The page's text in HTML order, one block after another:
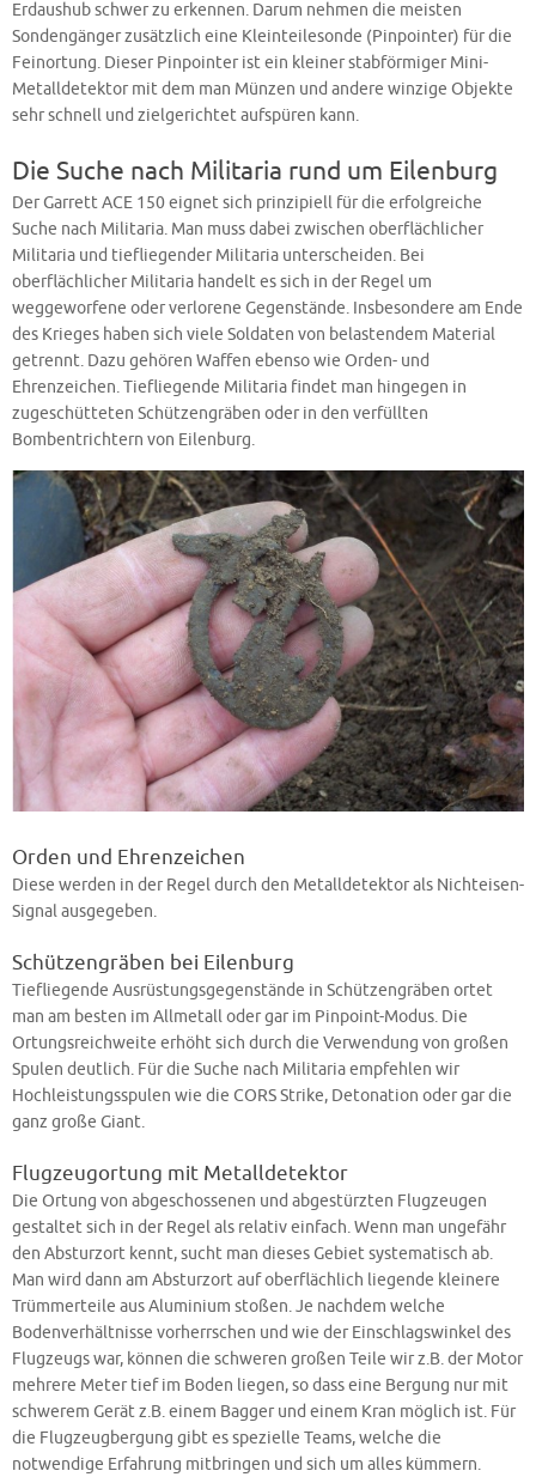
Erdaushub schwer zu erkennen. Darum nehmen die meisten
Sondengänger zusätzlich eine Kleinteilesonde (Pinpointer) für die
Feinortung. Dieser Pinpointer ist ein kleiner stabförmiger Mini-
Metalldetektor mit dem man Münzen und andere winzige Objekte
sehr schnell und zielgerichtet aufspüren kann.
Die Suche nach Militaria rund um Eilenburg
Der Garrett ACE 150 eignet sich prinzipiell für die erfolgreiche
Suche nach Militaria. Man muss dabei zwischen oberflächlicher
Militaria und tiefliegender Militaria unterscheiden. Bei
oberflächlicher Militaria handelt es sich in der Regel um
weggeworfene oder verlorene Gegenstände. Insbesondere am Ende
des Krieges haben sich viele Soldaten von belastendem Material
getrennt. Dazu gehören Waffen ebenso wie Orden- und
Ehrenzeichen. Tiefliegende Militaria findet man hingegen in
zugeschütteten Schützengräben oder in den verfüllten
Bombentrichtern von Eilenburg.
Orden und Ehrenzeichen
Diese werden in der Regel durch den Metalldetektor als Nichteisen-
Signal ausgegeben.
Schützengräben bei Eilenburg
Tiefliegende Ausrüstungsgegenstände in Schützengräben ortet
man am besten im Allmetall oder gar im Pinpoint-Modus. Die
Ortungsreichweite erhöht sich durch die Verwendung von großen
Spulen deutlich. Für die Suche nach Militaria empfehlen wir
Hochleistungsspulen wie die CORS Strike, Detonation oder gar die
ganz große Giant.
Flugzeugortung mit Metalldetektor
Die Ortung von abgeschossenen und abgestürzten Flugzeugen
gestaltet sich in der Regel als relativ einfach. Wenn man ungefähr
den Absturzort kennt, sucht man dieses Gebiet systematisch ab.
Man wird dann am Absturzort auf oberflächlich liegende kleinere
Trümmerteile aus Aluminium stoßen. Je nachdem welche
Bodenverhältnisse vorherrschen und wie der Einschlagswinkel des
Flugzeugs war, können die schweren großen Teile wir z.B. der Motor
mehrere Meter tief im Boden liegen, so dass eine Bergung nur mit
schwerem Gerät z.B. einem Bagger und einem Kran möglich ist. Für
die Flugzeugbergung gibt es spezielle Teams, welche die
notwendige Erfahrung mitbringen und sich um alles kümmern.